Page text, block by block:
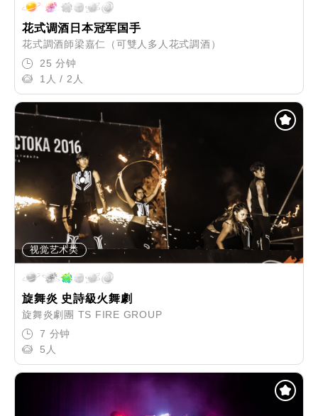
花式调酒日本冠军国手
花式調酒師梁嘉仁（可雙人多人花式調酒）
25 分钟
1人 / 2人
视觉艺术类
旋舞炎 史詩級火舞劇
旋舞炎劇團 TS FIRE GROUP
7 分钟
5人